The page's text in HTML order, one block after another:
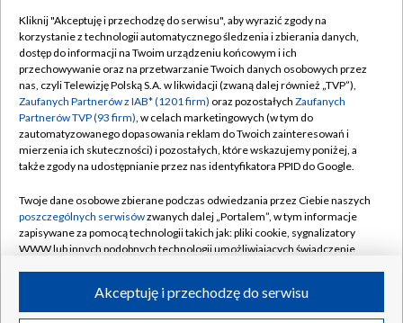
TVP
Abonament TVP
Emisja w TVP
Centrum informacji TVP
Naziemna Telewizja Cyfrowa
Rada Programowa
System NOS
Informacje o nadawcy
Program dla prasy
Regulamin TVP
Polityka prywatności
Moje zgody
Pomoc
Kontakt
Kanały
©2026 Telewizja Polska S.A. w likwidacji
Kliknij "Akceptuję i przechodzę do serwisu", aby wyrazić zgody na
korzystanie z technologii automatycznego śledzenia i zbierania danych,
dostęp do informacji na Twoim urządzeniu końcowym i ich
przechowywanie oraz na przetwarzanie Twoich danych osobowych przez
nas, czyli Telewizję Polską S.A. w likwidacji (zwaną dalej również „TVP”),
Zaufanych Partnerów z IAB* (1201 firm) oraz pozostałych Zaufanych
Partnerów TVP (93 firm), w celach marketingowych (w tym do
zautomatyzowanego dopasowania reklam do Twoich zainteresowań i
mierzenia ich skuteczności) i pozostałych, które wskazujemy poniżej, a
także zgody na udostępnianie przez nas identyfikatora PPID do Google.
Twoje dane osobowe zbierane podczas odwiedzania przez Ciebie naszych
poszczególnych serwisówzwanych dalej „Portalem”, w tym informacje
zapisywane za pomocą technologii takich jak: pliki cookie, sygnalizatory
WWW lub innych podobnych technologii umożliwiających świadczenie
ruchu w Internecie.Akceptuję i przechodzę do serwisu